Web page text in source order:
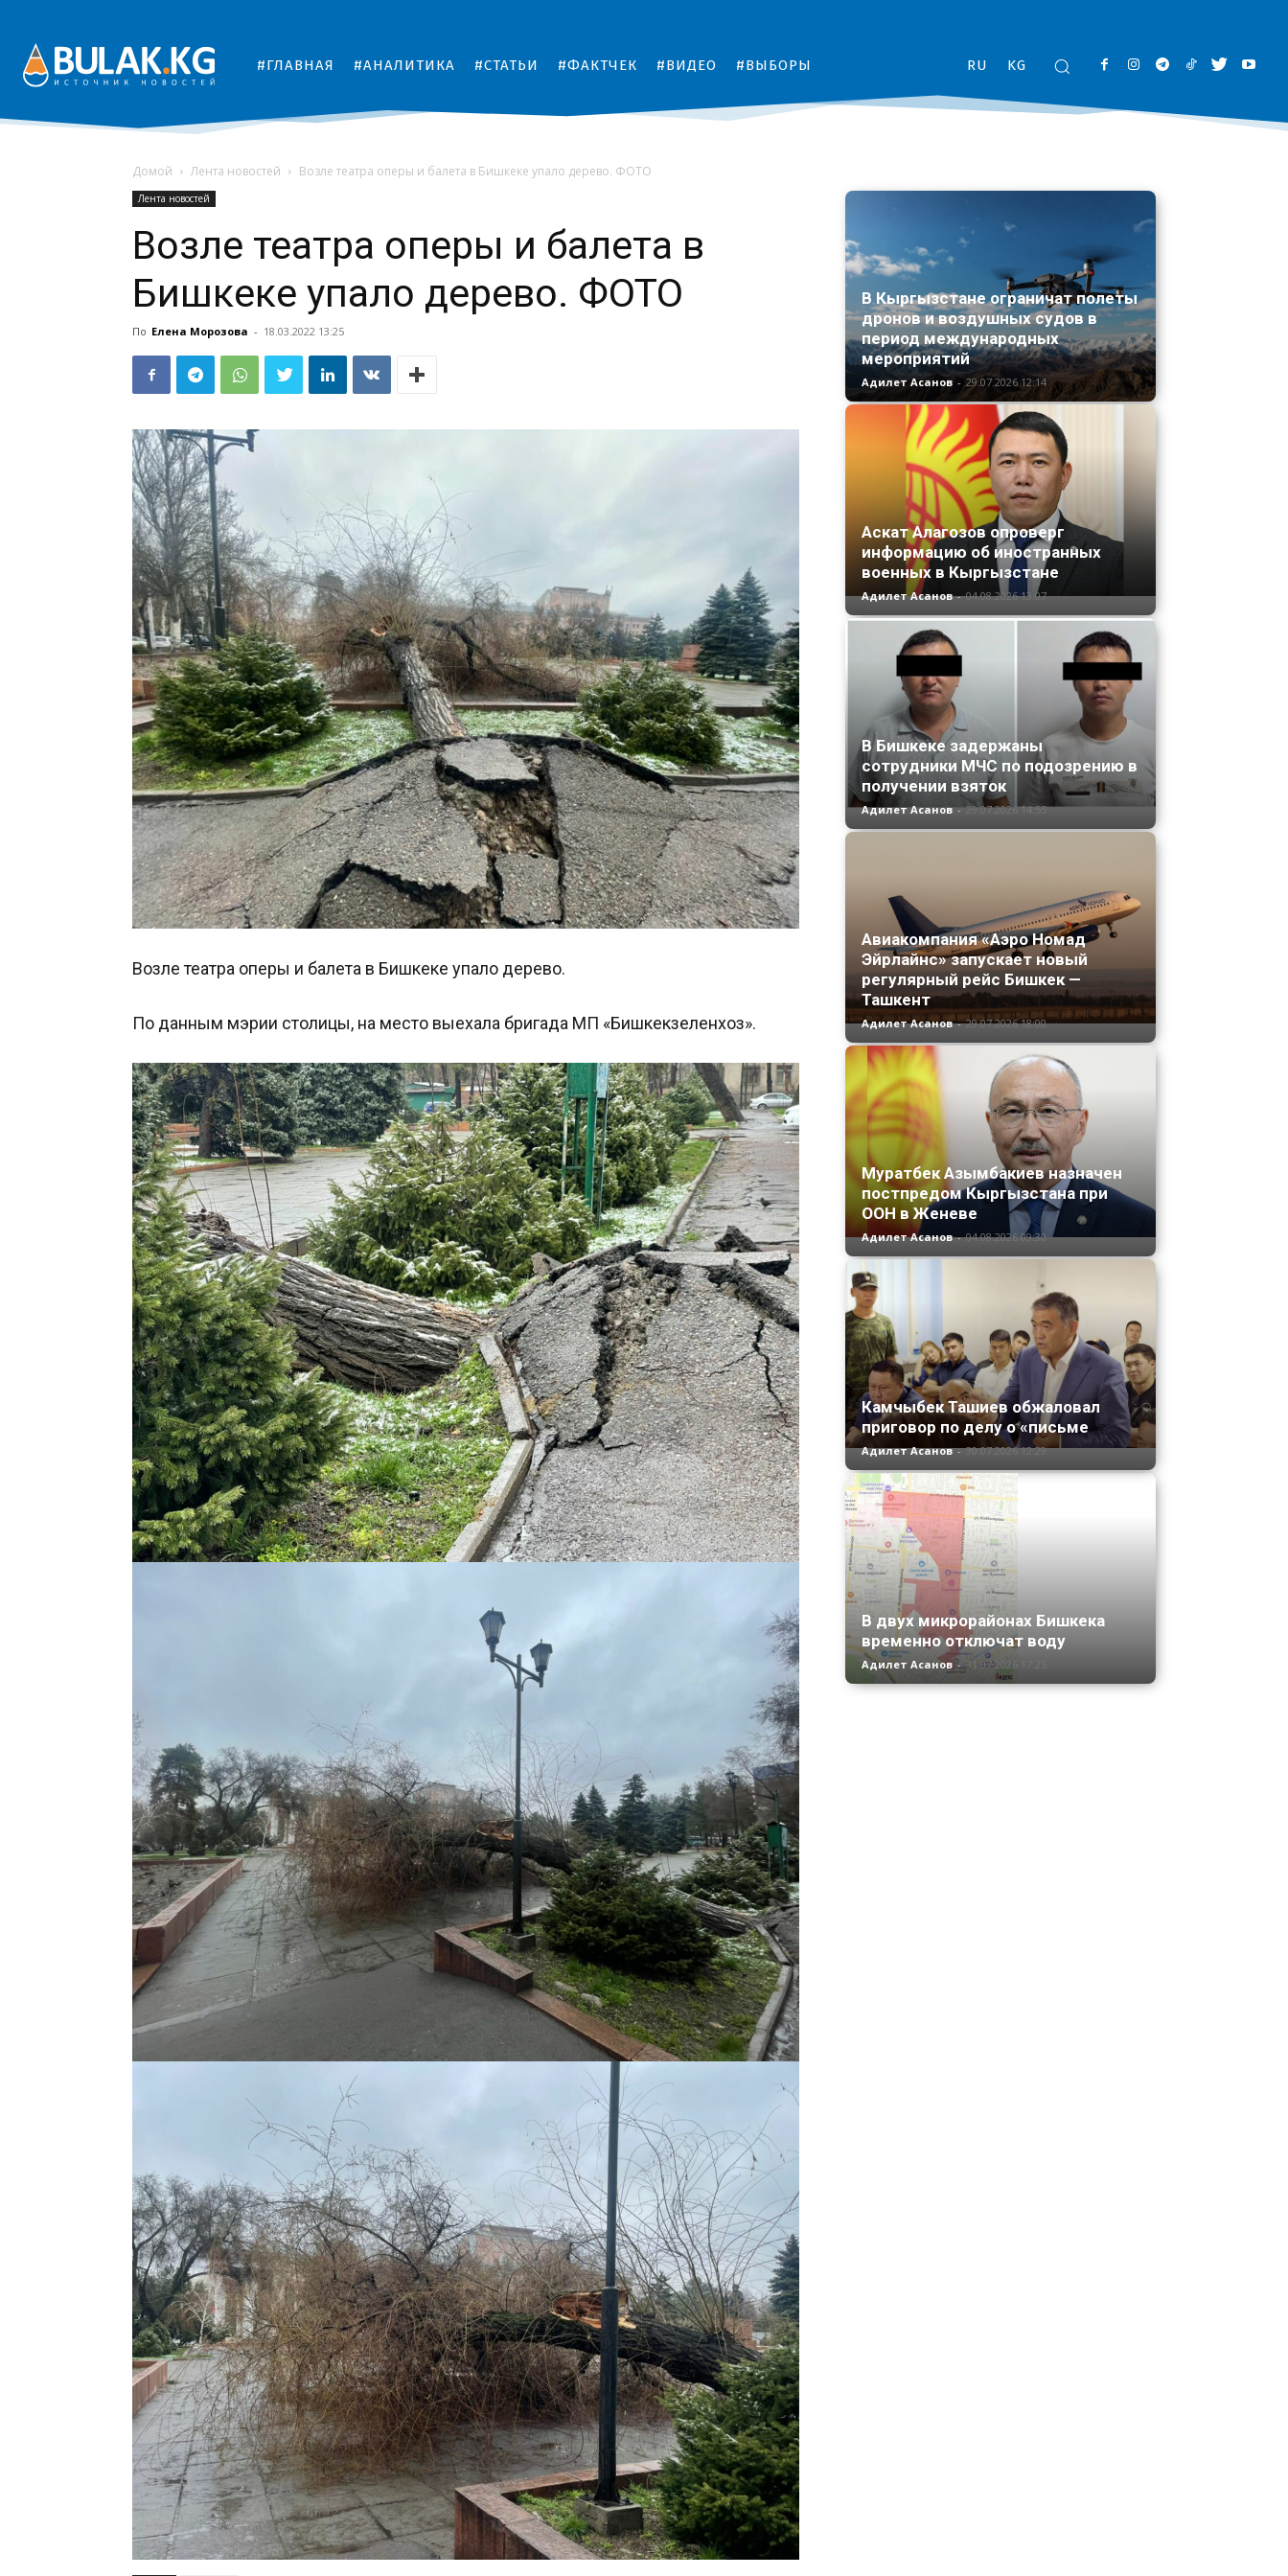
#ГЛАВНАЯ #АНАЛИТИКА #СТАТЬИ #ФАКТЧЕК #ВИДЕО #ВЫБОРЫ RU KG
Домой Лента новостей Возле театра оперы и балета в Бишкеке упало дерево. ФОТО
Лента новостей
Возле театра оперы и балета в
Бишкеке упало дерево. ФОТО
По Елена Морозова - 18.03.2022 13:25
Возле театра оперы и балета в Бишкеке упало дерево.
По данным мэрии столицы, на место выехала бригада МП «Бишкекзеленхоз».
В Кыргызстане ограничат полеты
дронов и воздушных судов в
период международных
мероприятий
Адилет Асанов - 29.07.2026 12:14
Аскат Алагозов опроверг
информацию об иностранных
военных в Кыргызстане
Адилет Асанов - 04.08.2026 13:07
В Бишкеке задержаны
сотрудники МЧС по подозрению в
получении взяток
Адилет Асанов - 29.07.2026 14:55
Авиакомпания «Аэро Номад
Эйрлайнс» запускает новый
регулярный рейс Бишкек —
Ташкент
Адилет Асанов - 29.07.2026 18:00
Муратбек Азымбакиев назначен
постпредом Кыргызстана при
ООН в Женеве
Адилет Асанов - 04.08.2026 09:30
Камчыбек Ташиев обжаловал
приговор по делу о «письме
Адилет Асанов - 30.07.2026 12:29
В двух микрорайонах Бишкека
временно отключат воду
Адилет Асанов - 31.07.2026 17:25